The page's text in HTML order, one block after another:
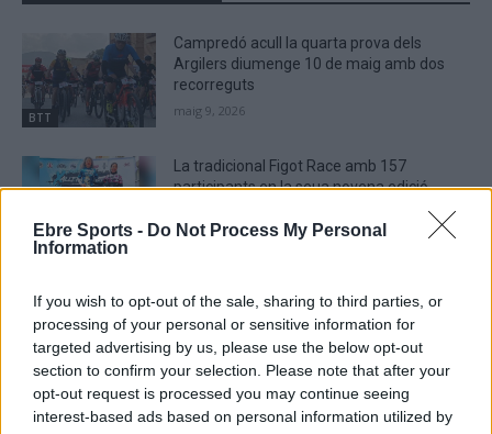
Ebre Sports - Do Not Process My Personal
Information
If you wish to opt-out of the sale, sharing to third parties, or
processing of your personal or sensitive information for
targeted advertising by us, please use the below opt-out
section to confirm your selection. Please note that after your
opt-out request is processed you may continue seeing
interest-based ads based on personal information utilized by
BTT
Campredó acull la quarta prova dels
Argilers diumenge 10 de maig amb dos
recorreguts
maig 9, 2026
BTT
La tradicional Figot Race amb 157
participants en la seua novena edició
Xallenger BTT de les Terres de l’Ebre
abril 11, 2026